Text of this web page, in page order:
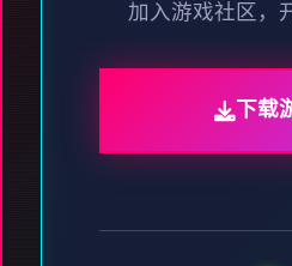
加入游戏社区，
下载